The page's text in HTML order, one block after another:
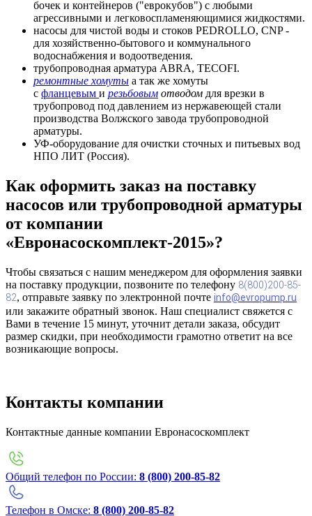
бочек и контейнеров ("еврокубов") с любыми
агрессивными и легковоспламеняющимися жидкостями.
насосы для чистой воды и стоков PEDROLLO, CNP -
для хозяйственно-бытового и коммунального
водоснабжения и водоотведения.
трубопроводная арматура ABRA, TECOFI.
ремонтные хомуты а так же хомуты
с фланцевым и резьбовым отводом для врезки в
трубопровод под давлением из нержавеющей стали
производства Волжского завода трубопроводной
арматуры.
УФ-оборудование для очистки сточных и питьевых вод
НПО ЛИТ (Россия).
Как оформить заказ на поставку
насосов или трубопроводной арматуры
от компании
«Евронасоскомплект-2015»?
Чтобы связаться с нашим менеджером для оформления заявки
на поставку продукции, позвоните по телефону 8(800)200-85-
82, отправьте заявку по электронной почте info@evropump.ru
или закажите обратный звонок. Наш специалист свяжется с
Вами в течение 15 минут, уточнит детали заказа, обсудит
размер скидки, при необходимости грамотно ответит на все
возникающие вопросы.
Контакты компании
Контактные данные компании Евронасоскомплект
Общий телефон по России: 8 (800) 200-85-82
Телефон в Омске: 8 (800) 200-85-82